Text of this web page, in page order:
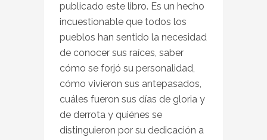
publicado este libro. Es un hecho
incuestionable que todos los
pueblos han sentido la necesidad
de conocer sus raíces, saber
cómo se forjó su personalidad,
cómo vivieron sus antepasados,
cuáles fueron sus días de gloria y
de derrota y quiénes se
distinguieron por su dedicación a